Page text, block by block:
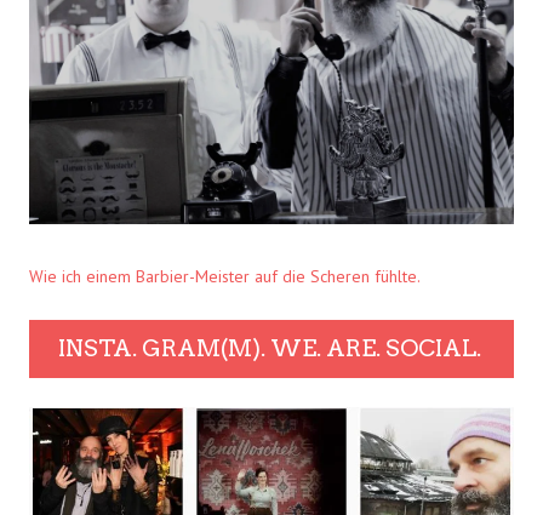
Wie ich einem Barbier-Meister auf die Scheren fühlte.
INSTA. GRAM(M). WE. ARE. SOCIAL.